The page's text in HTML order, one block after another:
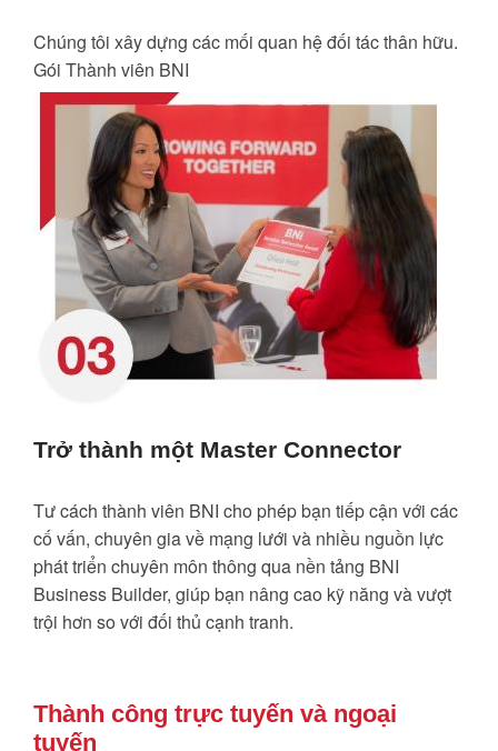
Chúng tôi xây dựng các mối quan hệ đối tác thân hữu.
Gói Thành viên BNI
Trở thành một Master Connector
Tư cách thành viên BNI cho phép bạn tiếp cận với các
cố vấn, chuyên gia về mạng lưới và nhiều nguồn lực
phát triển chuyên môn thông qua nền tảng BNI
Business Builder, giúp bạn nâng cao kỹ năng và vượt
trội hơn so với đối thủ cạnh tranh.
Thành công trực tuyến và ngoại
tuyến